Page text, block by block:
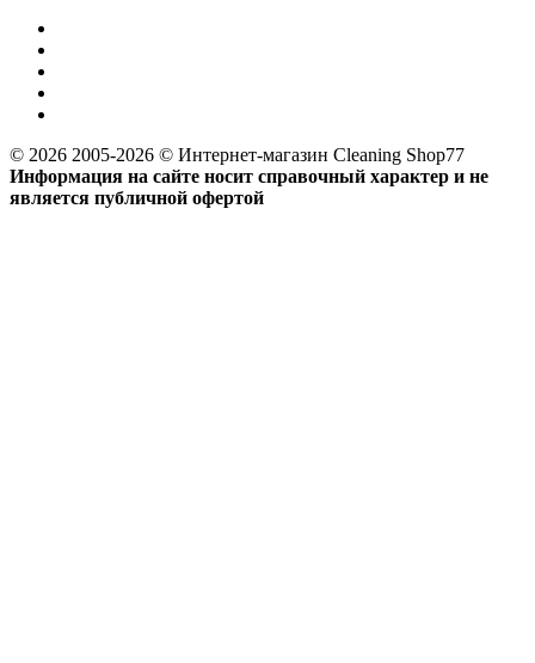
© 2026 2005-2026 © Интернет-магазин Cleaning Shop77
Информация на сайте носит справочный характер и не
является публичной офертой